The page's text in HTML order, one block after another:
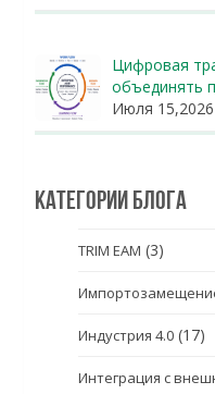
Цифровая
объединять
Июля 15,2026
Категории блога
TRIM EAM (3)
Индустрия 4.0 (17)
Интеграция с